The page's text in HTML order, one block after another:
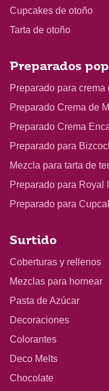
Cupcakes de otoño
Tarta de otoño
Preparados
Preparado para
Preparado Crema de
Preparado Crema
Preparado para
Mezcla para tarta de
Preparado para Royal
Preparado para
Surtido
Coberturas y rellenos
Mezclas para hornear
Pasta de Azúcar
Decoraciones
Colorantes
Deco Melts
Chocolate